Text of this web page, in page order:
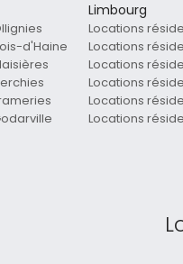
d'Haine
Limbourg
Locations
Locations
Locations
Locations
Locations
Locations